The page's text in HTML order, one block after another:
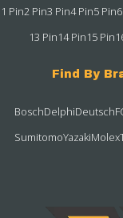
1 Pin2 Pin3 Pin4 Pin5 Pin
13 Pin14 Pin15 Pin
Find By
BoschDelphiDeutsch
SumitomoYazakiMolex